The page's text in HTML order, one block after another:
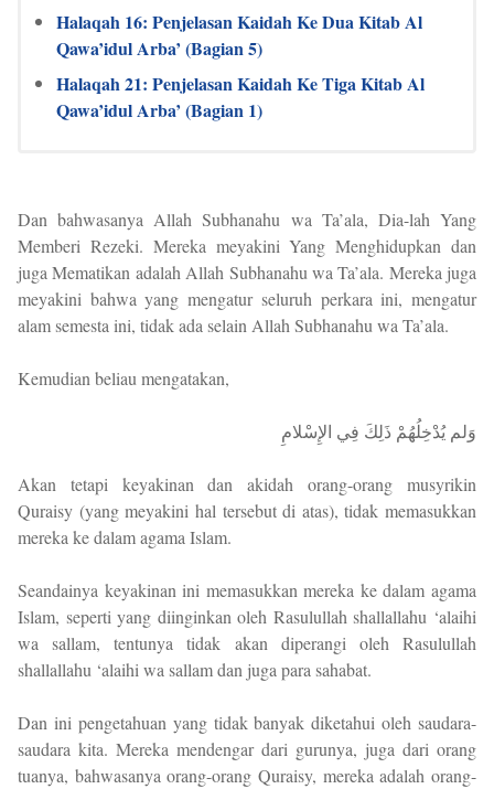
Halaqah 16: Penjelasan Kaidah Ke Dua Kitab Al
Qawa’idul Arba’ (Bagian 5)
Halaqah 21: Penjelasan Kaidah Ke Tiga Kitab Al
Qawa’idul Arba’ (Bagian 1)
Dan bahwasanya Allah Subhanahu wa Ta’ala, Dia-lah Yang
Memberi Rezeki. Mereka meyakini Yang Menghidupkan dan
juga Mematikan adalah Allah Subhanahu wa Ta’ala. Mereka juga
meyakini bahwa yang mengatur seluruh perkara ini, mengatur
alam semesta ini, tidak ada selain Allah Subhanahu wa Ta’ala.
Kemudian beliau mengatakan,
وَلم يُدْخِلُهُمْ ذَلِكَ فِي الإِسْلامِ
Akan tetapi keyakinan dan akidah orang-orang musyrikin
Quraisy (yang meyakini hal tersebut di atas), tidak memasukkan
mereka ke dalam agama Islam.
Seandainya keyakinan ini memasukkan mereka ke dalam agama
Islam, seperti yang diinginkan oleh Rasulullah shallallahu ‘alaihi
wa sallam, tentunya tidak akan diperangi oleh Rasulullah
shallallahu ‘alaihi wa sallam dan juga para sahabat.
Dan ini pengetahuan yang tidak banyak diketahui oleh saudara-
saudara kita. Mereka mendengar dari gurunya, juga dari orang
tuanya, bahwasanya orang-orang Quraisy, mereka adalah orang-